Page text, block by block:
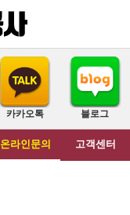
카카오톡 블로그
온라인문의 고객센터